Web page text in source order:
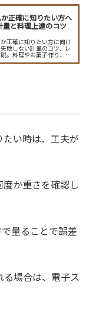
正確に知りたい方へ
量と料理上達のコツ
正確に知りたい方に向け
敗しない計量のコツ、レ
。料理やお菓子作り、栄
。
い時は、工夫が
か重さを確認し
量ることで誤差
場合は、電子ス